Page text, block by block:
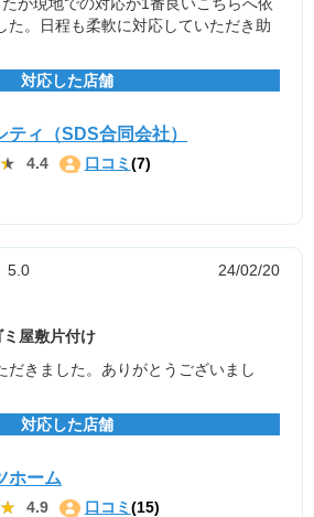
た。日程も柔軟に対応していただき助
対応した店舗
ティ（SDS合同会社）
4.4 口コミ (7)
5.0
24/02/20
屋敷片付け
だきました。ありがとうございまし
対応した店舗
ホーム
4.9 口コミ (15)